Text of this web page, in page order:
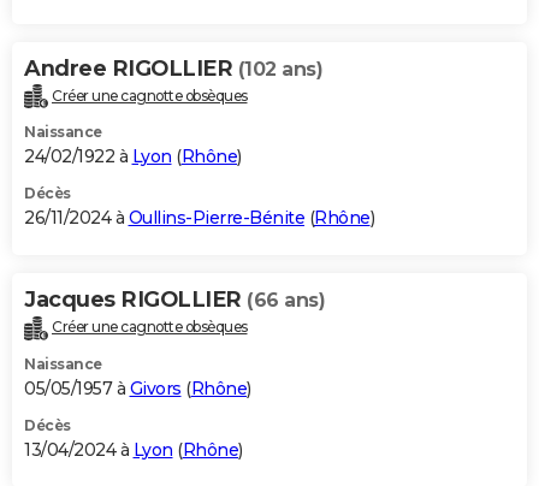
Andree RIGOLLIER (102 ans)
Créer une cagnotte obsèques
Naissance
24/02/1922 à Lyon (Rhône)
Décès
26/11/2024 à Oullins-Pierre-Bénite (Rhône)
Jacques RIGOLLIER (66 ans)
Créer une cagnotte obsèques
Naissance
05/05/1957 à Givors (Rhône)
Décès
13/04/2024 à Lyon (Rhône)